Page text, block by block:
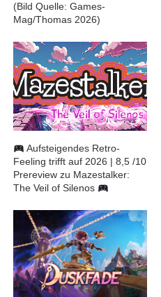
(Bild Quelle: Games-
Mag/Thomas 2026)
Aufsteigendes Retro-
Feeling trifft auf 2026 | 8,5 /10
Prereview zu Mazestalker:
The Veil of Silenos